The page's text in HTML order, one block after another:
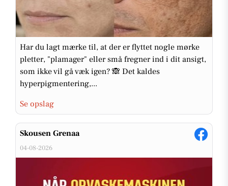
Har du lagt mærke til, at der er flyttet nogle mørke
pletter, "plamager" eller små fregner ind i dit ansigt,
som ikke vil gå væk igen? 🙈 Det kaldes
hyperpigmentering,...
Se opslag
Skousen Grenaa
04-08-2026